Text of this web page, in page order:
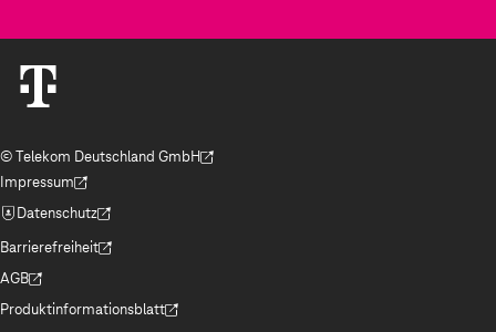
© Telekom Deutschland GmbH
(Der Link wird in einem neuen Tab geöffnet)
Impressum
(Der Link wird in einem neuen Tab geöffnet)
Datenschutz
(Der Link wird in einem neuen Tab geöffnet)
Barrierefreiheit
(Der Link wird in einem neuen Tab geöffnet)
AGB
(Der Link wird in einem neuen Tab geöffnet)
Produktinformationsblatt
(Der Link wird in einem neuen Tab geöffnet)